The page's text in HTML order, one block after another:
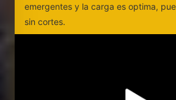
emergentes y la carga es optima,
sin cortes.